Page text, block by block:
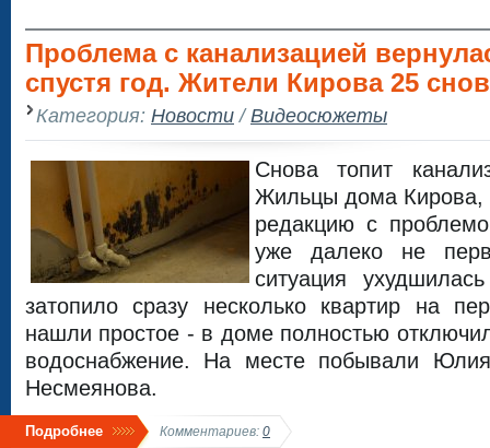
Проблема с канализацией
спустя год. Жители Кирова 25
Категория: Новости/Видеосюжеты
Снова топит
Жильцы дома Кирова,
редакцию с
уже далеко не
ситуация
затопило сразу несколько квартир на
нашли простое - в доме полностью
водоснабжение. На месте побывали
Несмеянова.
Подробнее Комментариев: 0